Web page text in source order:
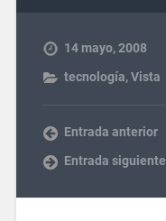
14 mayo, 2008
tecnología,Vista
Entrada anterior
Entrada siguiente